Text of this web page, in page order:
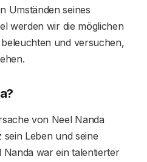
Umständen seines
werden wir die möglichen
und versuchen,
von Neel Nanda
Leben und seine
war ein talentierter